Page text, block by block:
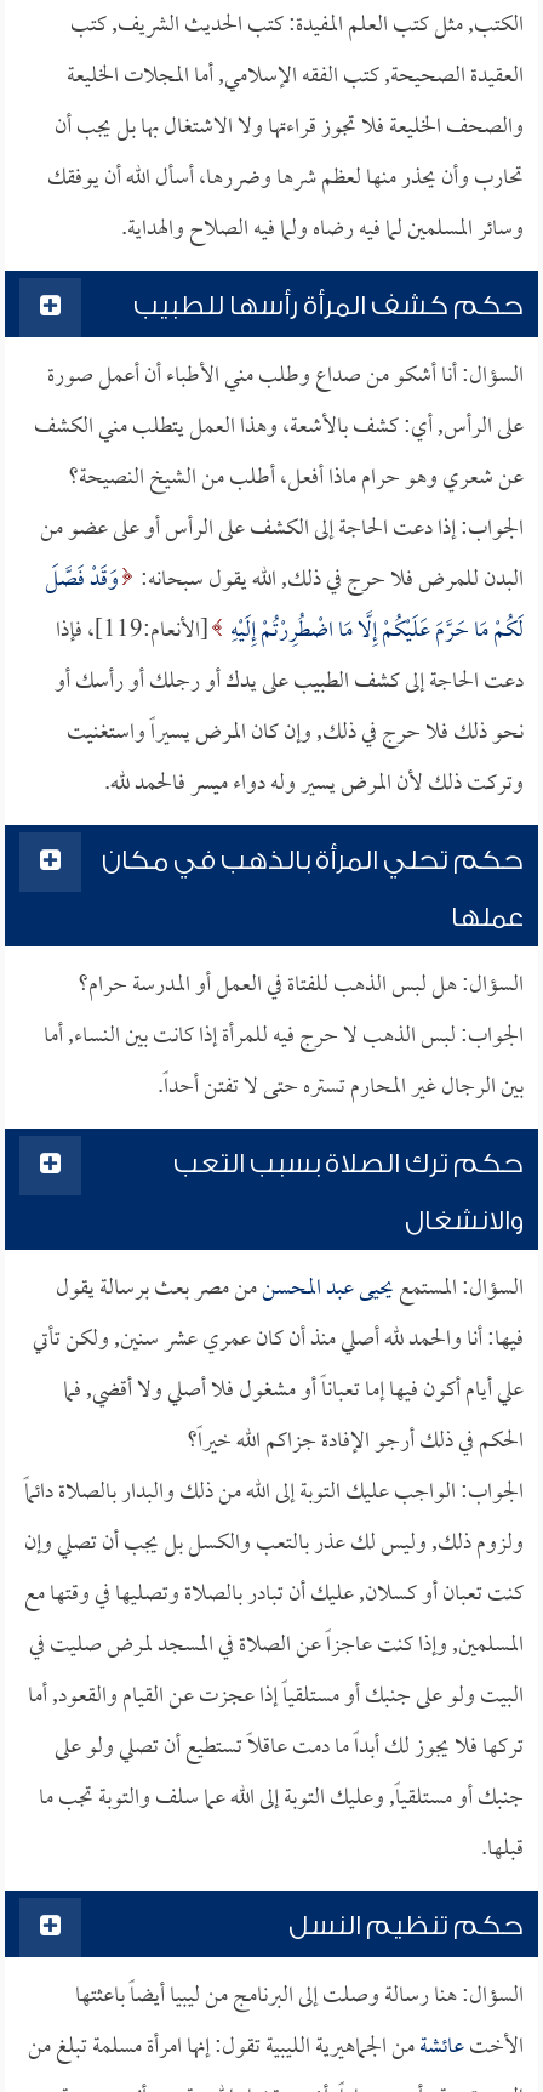
الكتب, مثل كتب العلم المفيدة: كتب الحديث الشريف, كتب
العقيدة الصحيحة, كتب الفقه الإسلامي, أما المجلات الخليعة
والصحف الخليعة فلا تجوز قراءتها ولا الاشتغال بها بل يجب أن
تحارب وأن يحذر منها لعظم شرها وضررها، أسأل الله أن يوفقك
وسائر المسلمين لما فيه رضاه ولما فيه الصلاح والهداية.
حكم كشف المرأة رأسها للطبيب
السؤال: أنا أشكو من صداع وطلب مني الأطباء أن أعمل صورة
على الرأس, أي: كشف بالأشعة، وهذا العمل يتطلب مني الكشف
عن شعري وهو حرام ماذا أفعل، أطلب من الشيخ النصيحة؟
الجواب: إذا دعت الحاجة إلى الكشف على الرأس أو على عضو من
البدن للمرض فلا حرج في ذلك, الله يقول سبحانه: وَقَدْ فَصَّلَ
لَكُمْ مَا حَرَّمَ عَلَيْكُمْ إِلَّا مَا اضْطُرِرْتُمْ إِلَيْهِ
[الأنعام:119]، فإذا
دعت الحاجة إلى كشف الطبيب على يدك أو رجلك أو رأسك أو
نحو ذلك فلا حرج في ذلك, وإن كان المرض يسيراً واستغنيت
وتركت ذلك لأن المرض يسير وله دواء ميسر فالحمد لله.
حكم تحلي المرأة بالذهب في مكان
عملها
السؤال: هل لبس الذهب للفتاة في العمل أو المدرسة حرام؟
الجواب: لبس الذهب لا حرج فيه للمرأة إذا كانت بين النساء, أما
بين الرجال غير المحارم تستره حتى لا تفتن أحداً.
حكم ترك الصلاة بسبب التعب
والانشغال
السؤال: المستمعيحيى عبد المحسنمن مصر بعث برسالة يقول
فيها: أنا والحمد لله أصلي منذ أن كان عمري عشر سنين, ولكن تأتي
علي أيام أكون فيها إما تعباناً أو مشغول فلا أصلي ولا أقضي, فما
الحكم في ذلك أرجو الإفادة جزاكم الله خيراً؟
الجواب: الواجب عليك التوبة إلى الله من ذلك والبدار بالصلاة دائماً
ولزوم ذلك, وليس لك عذر بالتعب والكسل بل يجب أن تصلي وإن
كنت تعبان أو كسلان, عليك أن تبادر بالصلاة وتصليها في وقتها مع
المسلمين, وإذا كنت عاجزاً عن الصلاة في المسجد لمرض صليت في
البيت ولو على جنبك أو مستلقياً إذا عجزت عن القيام والقعود, أما
تركها فلا يجوز لك أبداً ما دمت عاقلاً تستطيع أن تصلي ولو على
جنبك أو مستلقياً, وعليك التوبة إلى الله عما سلف والتوبة تجب ما
قبلها.
حكم تنظيم النسل
السؤال: هنا رسالة وصلت إلى البرنامج من ليبيا أيضاً باعثتها
الأختعائشةمن الجماهيرية الليبية تقول: إنها امرأة مسلمة تبلغ من